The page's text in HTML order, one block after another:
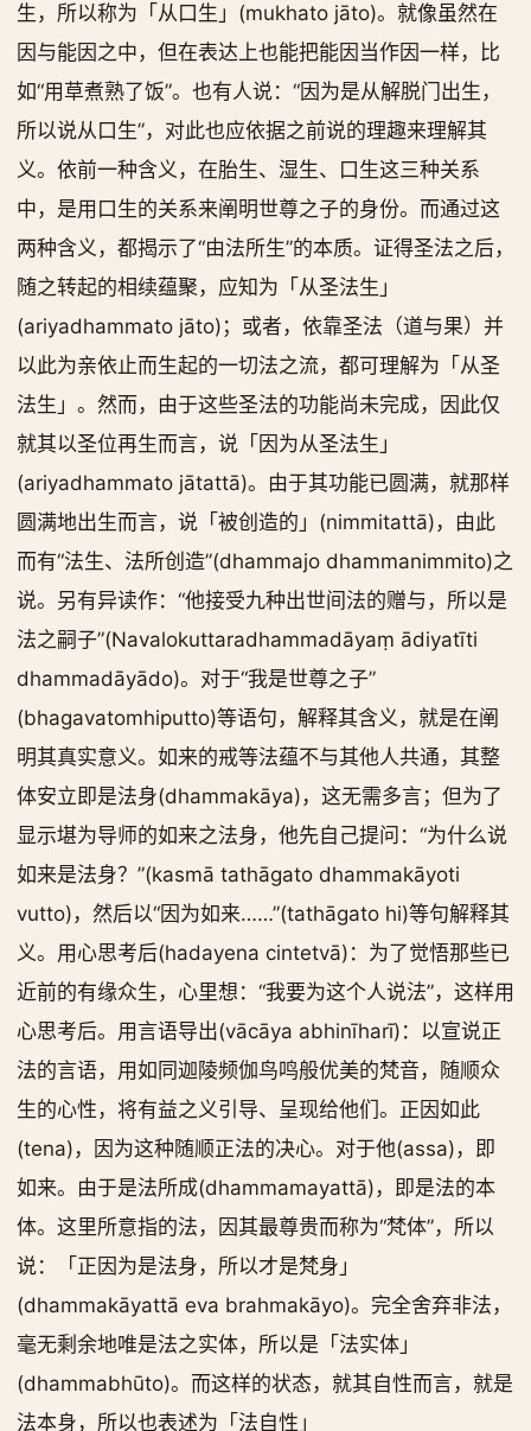
生，所以称为「从口生」(mukhato jāto)。就像虽然在
因与能因之中，但在表达上也能把能因当作因一样，比
如“用草煮熟了饭”。也有人说：“因为是从解脱门出生，
所以说从口生”，对此也应依据之前说的理趣来理解其
义。依前一种含义，在胎生、湿生、口生这三种关系
中，是用口生的关系来阐明世尊之子的身份。而通过这
两种含义，都揭示了“由法所生”的本质。证得圣法之后，
随之转起的相续蕴聚，应知为「从圣法生」
(ariyadhammato jāto)；或者，依靠圣法（道与果）并
以此为亲依止而生起的一切法之流，都可理解为「从圣
法生」。然而，由于这些圣法的功能尚未完成，因此仅
就其以圣位再生而言，说「因为从圣法生」
(ariyadhammato jātattā)。由于其功能已圆满，就那样
圆满地出生而言，说「被创造的」(nimmitattā)，由此
而有“法生、法所创造”(dhammajo dhammanimmito)之
说。另有异读作：“他接受九种出世间法的赠与，所以是
法之嗣子”(Navalokuttaradhammadāyaṃ ādiyatīti
dhammadāyādo)。对于“我是世尊之子”
(bhagavatomhiputto)等语句，解释其含义，就是在阐
明其真实意义。如来的戒等法蕴不与其他人共通，其整
体安立即是法身(dhammakāya)，这无需多言；但为了
显示堪为导师的如来之法身，他先自己提问：“为什么说
如来是法身？”(kasmā tathāgato dhammakāyoti
vutto)，然后以“因为如来……”(tathāgato hi)等句解释其
义。用心思考后(hadayena cintetvā)：为了觉悟那些已
近前的有缘众生，心里想：“我要为这个人说法”，这样用
心思考后。用言语导出(vācāya abhinīharī)：以宣说正
法的言语，用如同迦陵频伽鸟鸣般优美的梵音，随顺众
生的心性，将有益之义引导、呈现给他们。正因如此
(tena)，因为这种随顺正法的决心。对于他(assa)，即
如来。由于是法所成(dhammamayattā)，即是法的本
体。这里所意指的法，因其最尊贵而称为“梵体”，所以
说：「正因为是法身，所以才是梵身」
(dhammakāyattā eva brahmakāyo)。完全舍弃非法，
毫无剩余地唯是法之实体，所以是「法实体」
(dhammabhūto)。而这样的状态，就其自性而言，就是
法本身，所以也表述为「法自性」